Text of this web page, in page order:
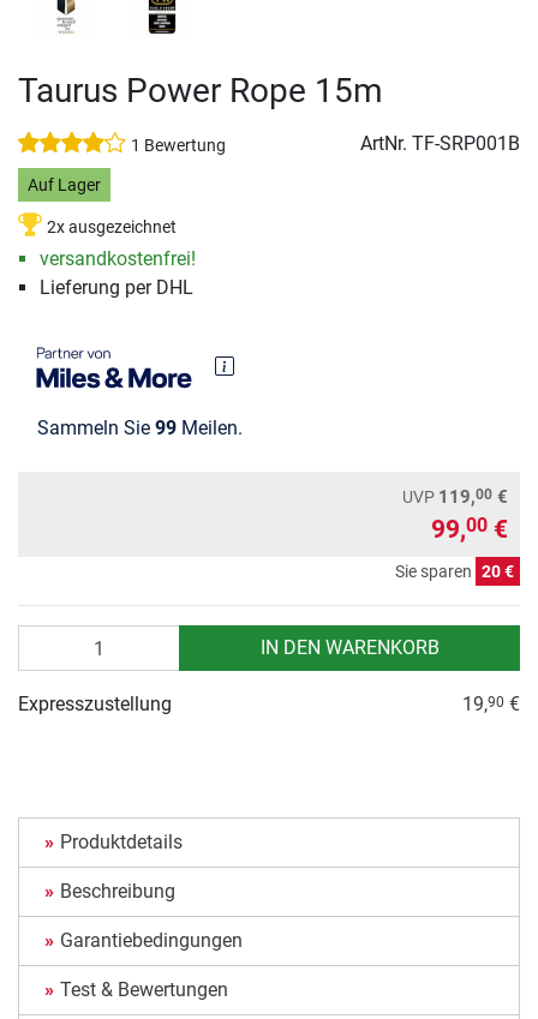
Taurus Power Rope 15m
1 Bewertung ArtNr. TF-SRP001B
Auf Lager
2x ausgezeichnet
versandkostenfrei!
Lieferung per DHL
Sammeln Sie 99 Meilen.
UVP 119,00 €
99,00 €
Sie sparen 20 €
IN DEN WARENKORB
Expresszustellung 19,90 €
Produktdetails
Beschreibung
Garantiebedingungen
Test & Bewertungen